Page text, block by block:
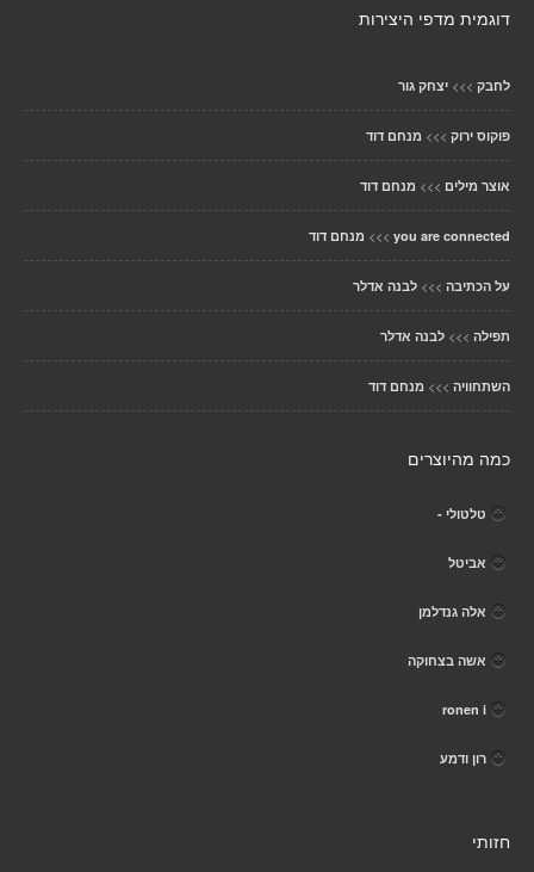
דוגמית מדפי היצירות
לחבק >>> יצחק גור
פוקוס ירוק >>> מנחם דוד
אוצר מילים >>> מנחם דוד
you are connected
>>> מנחם דוד
על הכתיבה >>> לבנה אדלר
תפילה >>> לבנה אדלר
השתחוויה >>> מנחם דוד
כמה מהיוצרים
טלטולי -
אביטל
אלה גנדלמן
אשה בצחוקה
ronen i
רון ודמע
חזותי